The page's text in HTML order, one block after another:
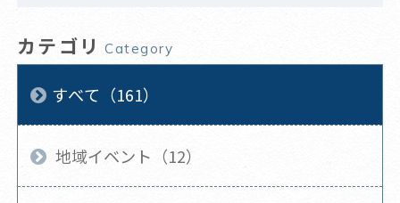
カテゴリ Category
すべて（161）
地域イベント（12）